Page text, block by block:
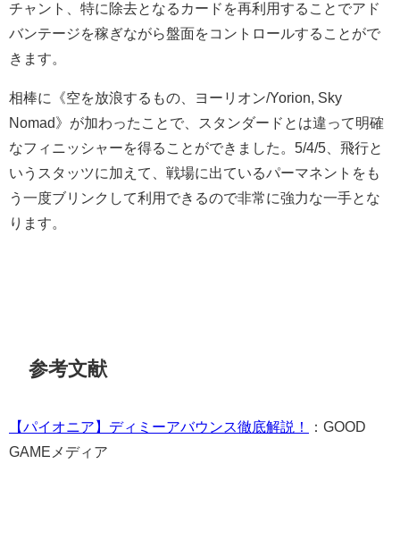
チャント、特に除去となるカードを再利用することでアド
バンテージを稼ぎながら盤面をコントロールすることがで
きます。
相棒に《空を放浪するもの、ヨーリオン/Yorion, Sky
Nomad》が加わったことで、スタンダードとは違って明確
なフィニッシャーを得ることができました。5/4/5、飛行と
いうスタッツに加えて、戦場に出ているパーマネントをも
う一度ブリンクして利用できるので非常に強力な一手とな
ります。
参考文献
【パイオニア】ディミーアバウンス徹底解説！
：GOOD
GAMEメディア